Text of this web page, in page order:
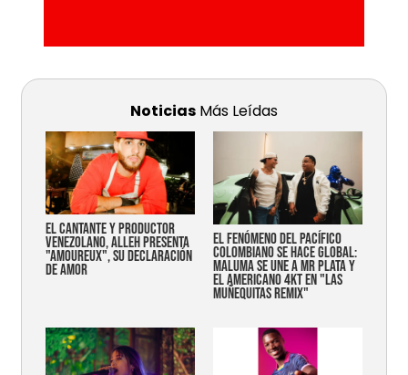
Noticias Más Leídas
EL CANTANTE Y PRODUCTOR
VENEZOLANO, ALLEH PRESENTA
"AMOUREUX", SU DECLARACIÓN
DE AMOR
EL FENÓMENO DEL PACÍFICO
COLOMBIANO SE HACE GLOBAL:
MALUMA SE UNE A MR PLATA Y
EL AMERICANO 4KT EN "LAS
MUÑEQUITAS REMIX"